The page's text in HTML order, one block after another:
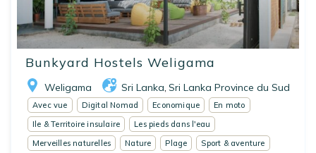
Bunkyard Hostels Weligama
Weligama Sri Lanka Sri Lanka Province du Sud
Avec vue Digital Nomad Economique
En moto
Ile & Territoire insulaire
Les pieds dans l'eau
Merveilles naturelles
Nature Plage
Sport & aventure